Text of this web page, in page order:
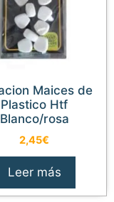
Plastico Htf
Blanco/rosa
2,45€
Leer más